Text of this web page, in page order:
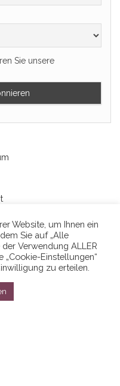
Sie unsere
Website, um Ihnen ein
Sie auf „Alle
Verwendung ALLER
„Cookie-Einstellungen“
zu erteilen.